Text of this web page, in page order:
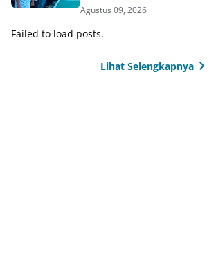
Agustus 09, 2026
Failed to load posts.
Lihat Selengkapnya